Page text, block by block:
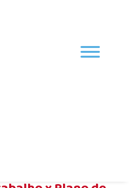
utilizado para a concessão